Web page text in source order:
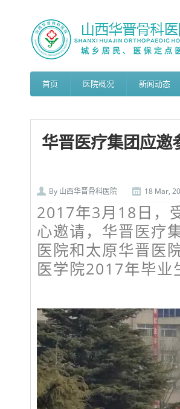
首页 医院概况 新闻动态
华晋医疗集团应邀
By 山西华晋骨科医院 18 Mar,
2017年3月18日，
心邀请，华晋医疗
医院和太原华晋医
医学院2017年毕业